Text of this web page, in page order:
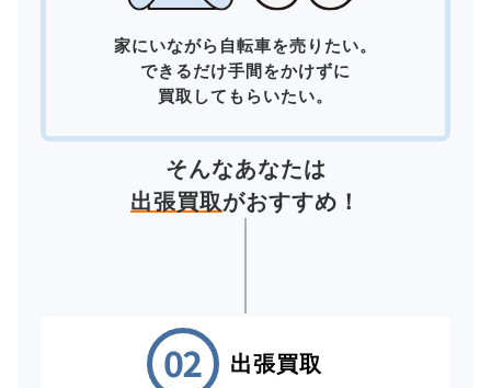
家にいながら自転車を売りたい。
できるだけ手間をかけずに
買取してもらいたい。
そんなあなたは
出張買取がおすすめ！
出張買取